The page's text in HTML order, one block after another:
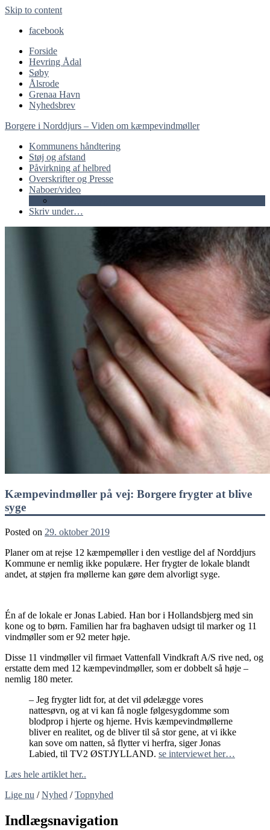
Skip to content
facebook
Forside
Hevring Ådal
Søby
Ålsrode
Grenaa Havn
Nyhedsbrev
Borgere i Norddjurs – Viden om kæmpevindmøller
Kommunens håndtering
Støj og afstand
Påvirkning af helbred
Overskrifter og Presse
Naboer/video
Skriv under…
Kæmpevindmøller på vej: Borgere frygter at blive
syge
Posted on 29. oktober 2019
Planer om at rejse 12 kæmpemøller i den vestlige del af Norddjurs
Kommune er nemlig ikke populære. Her frygter de lokale blandt
andet, at støjen fra møllerne kan gøre dem alvorligt syge.
Én af de lokale er Jonas Labied. Han bor i Hollandsbjerg med sin
kone og to børn. Familien har fra baghaven udsigt til marker og 11
vindmøller som er 92 meter høje.
Disse 11 vindmøller vil firmaet Vattenfall Vindkraft A/S rive ned, og
erstatte dem med 12 kæmpevindmøller, som er dobbelt så høje –
nemlig 180 meter.
– Jeg frygter lidt for, at det vil ødelægge vores
nattesøvn, og at vi kan få nogle følgesygdomme som
blodprop i hjerte og hjerne. Hvis kæmpevindmøllerne
bliver en realitet, og de bliver til så stor gene, at vi ikke
kan sove om natten, så flytter vi herfra, siger Jonas
Labied, til TV2 ØSTJYLLAND. se interviewet her…
Læs hele artiklet her..
Lige nu /Nyhed /Topnyhed
Indlægsnavigation